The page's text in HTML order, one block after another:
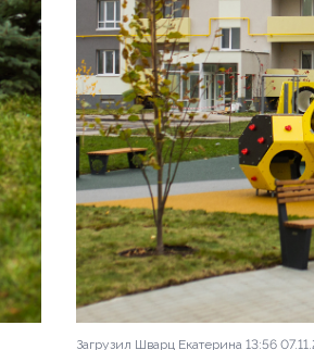
Загрузил Шварц Екатерина 13:56